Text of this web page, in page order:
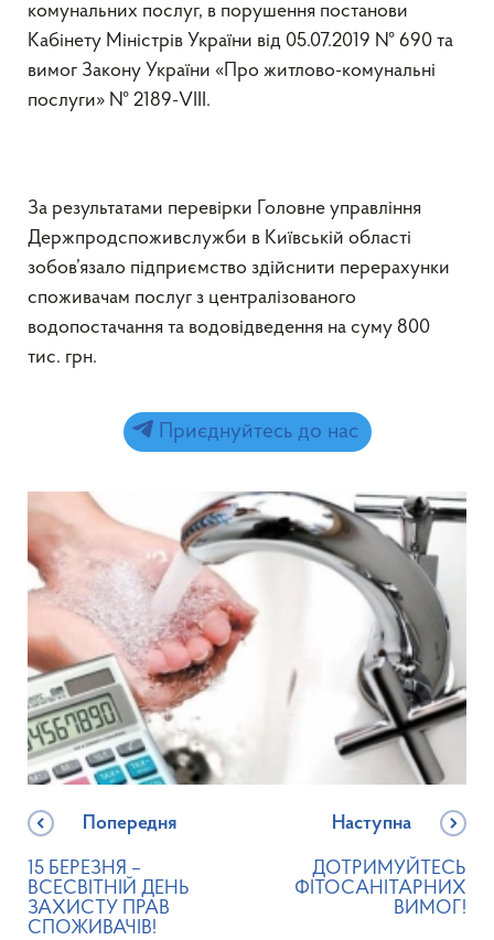
комунальних послуг, в порушення постанови
Кабінету Міністрів України від 05.07.2019 № 690 та
вимог Закону України «Про житлово-комунальні
послуги» № 2189-VIII.
За результатами перевірки Головне управління
Держпродспоживслужби в Київській області
зобов’язало підприємство здійснити перерахунки
споживачам послуг з централізованого
водопостачання та водовідведення на суму 800
тис. грн.
Приєднуйтесь до нас
Попередня
15 БЕРЕЗНЯ –
ВСЕСВІТНІЙ ДЕНЬ
ЗАХИСТУ ПРАВ
СПОЖИВАЧІВ!
Наступна
ДОТРИМУЙТЕСЬ
ФІТОСАНІТАРНИХ
ВИМОГ!